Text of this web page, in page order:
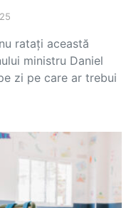
ratați această
ministru Daniel
zi pe care ar trebui